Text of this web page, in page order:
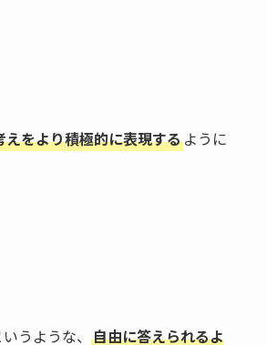
えをより積極的に表現するように
うような、 自由に答えられるよ